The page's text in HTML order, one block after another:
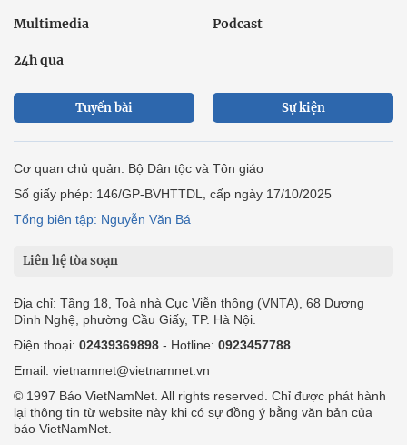
Multimedia Podcast
24h qua
Tuyến bài Sự kiện
Cơ quan chủ quản: Bộ Dân tộc và Tôn giáo
Số giấy phép: 146/GP-BVHTTDL, cấp ngày 17/10/2025
Tổng biên tập: Nguyễn Văn Bá
Liên hệ tòa soạn
Địa chỉ: Tầng 18, Toà nhà Cục Viễn thông (VNTA), 68 Dương
Đình Nghệ, phường Cầu Giấy, TP. Hà Nội.
Điện thoại: 02439369898 - Hotline: 0923457788
Email: vietnamnet@vietnamnet.vn
© 1997 Báo VietNamNet. All rights reserved. Chỉ được phát hành
lại thông tin từ website này khi có sự đồng ý bằng văn bản của
báo VietNamNet.